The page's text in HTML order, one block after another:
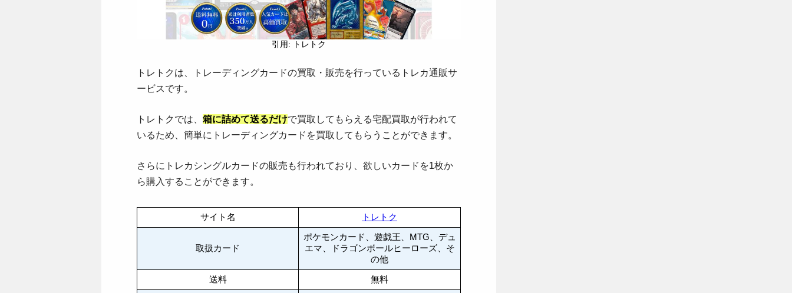
引用: トレトク
トレトクは、トレーディングカードの買取・販売を行っているトレカ通販サ
ービスです。
トレトクでは、 箱に詰めて送るだけで買取してもらえる宅配買取が行われて
いるため、簡単にトレーディングカードを買取してもらうことができます。
さらにトレカシングルカードの販売も行われており、欲しいカードを1枚か
ら購入することができます。
サイト名 トレトク
取扱カード
ポケモンカード、遊戯王、MTG、デュ
エマ、ドラゴンボールヒーローズ、そ
の他
送料 無料